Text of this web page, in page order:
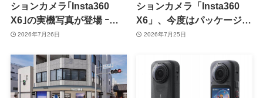
ションカメラ｢Insta360
X6｣の実機写真が登場 ｰ
｢X5｣との大きさ比較も
2026年7月26日
ションカメラ「Insta360
X6」、今度はパッケージ写
真が流出
2026年7月25日